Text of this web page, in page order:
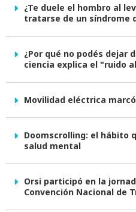
¿Te duele el hombro al
tratarse de un síndrome
¿Por qué no podés dejar
ciencia explica el "ruido
Movilidad eléctrica
Doomscrolling: el hábito
salud mental
Orsi participó en la
Convención Nacional de